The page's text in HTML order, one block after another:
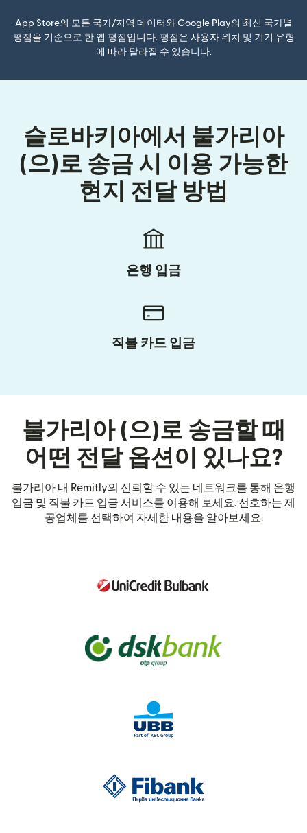
App Store의 모든 국가/지역 데이터와 Google Play의 최신 국가별
평점을 기준으로 한 앱 평점입니다. 평점은 사용자 위치 및 기기 유형
에 따라 달라질 수 있습니다.
슬로바키아에서 불가리아
(으)로 송금 시 이용 가능한
현지 전달 방법
은행 입금
직불 카드 입금
불가리아 (으)로 송금할 때
어떤 전달 옵션이 있나요?
불가리아 내 Remitly의 신뢰할 수 있는 네트워크를 통해 은행
입금 및 직불 카드 입금 서비스를 이용해 보세요. 선호하는 제
공업체를 선택하여 자세한 내용을 알아보세요.